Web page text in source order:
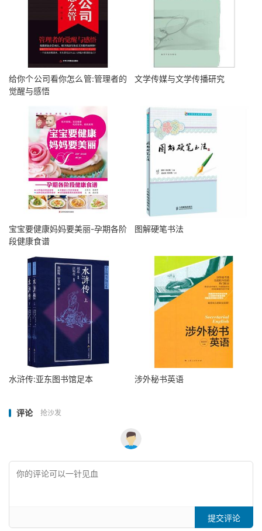
给你个公司看你怎么管:管理者的
觉醒与感悟
文学传媒与文学传播研究
宝宝要健康妈妈要美丽-孕期各阶
段健康食谱
图解硬笔书法
水浒传:亚东图书馆足本 涉外秘书英语
评论 抢沙发
提交评论